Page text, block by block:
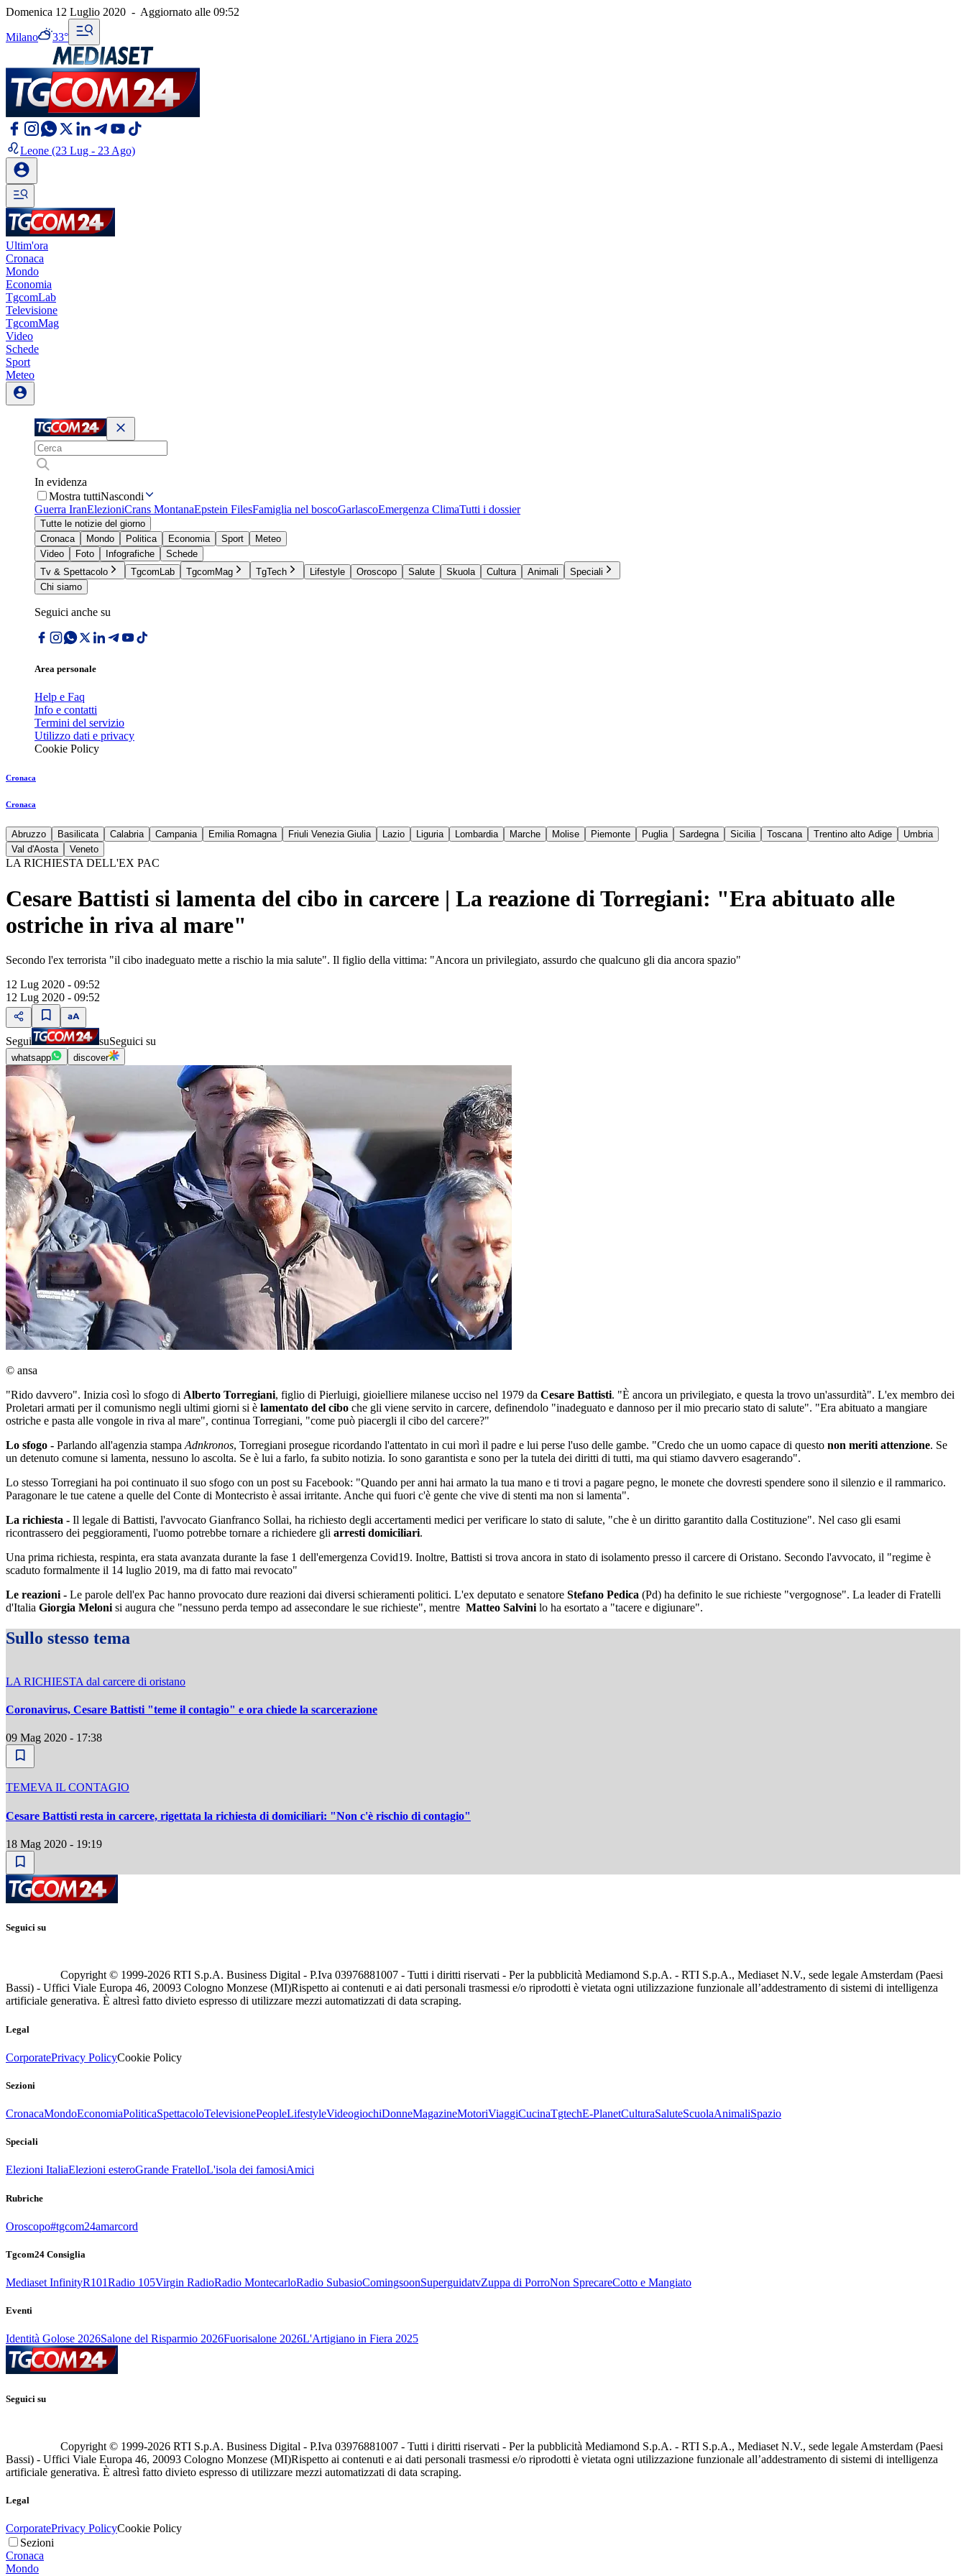
Domenica 12 Luglio 2020 - Aggiornato alle 09:52
Milano 33°
Leone (23 Lug - 23 Ago)
Ultim'ora
Cronaca
Mondo
Economia
TgcomLab
Televisione
TgcomMag
Video
Schede
Sport
Meteo
In evidenza
Mostra tuttiNascondi
Guerra IranElezioniCrans MontanaEpstein FilesFamiglia nel boscoGarlascoEmergenza ClimaTutti i dossier
Tutte le notizie del giorno
Cronaca
Mondo Politica Economia Sport
Meteo
Video
Foto Infografiche
Schede
Tv & Spettacolo
TgcomLab TgcomMag TgTech Lifestyle Oroscopo Salute Skuola Cultura Animali
Speciali
Chi siamo
Seguici anche su
Area personale
Help e Faq
Info e contatti
Termini del servizio
Utilizzo dati e privacy
Cookie Policy
Cronaca
Cronaca
Abruzzo Basilicata Calabria Campania Emilia Romagna Friuli Venezia Giulia Lazio Liguria Lombardia Marche Molise Piemonte Puglia Sardegna Sicilia Toscana Trentino alto Adige
Umbria
Val d'Aosta
Veneto
LA RICHIESTA DELL'EX PAC
Cesare Battisti si lamenta del cibo in carcere | La reazione di Torregiani: "Era abituato alle
ostriche in riva al mare"
Secondo l'ex terrorista "il cibo inadeguato mette a rischio la mia salute". Il figlio della vittima: "Ancora un privilegiato, assurdo che qualcuno gli dia ancora spazio"
12 Lug 2020 - 09:52
12 Lug 2020 - 09:52
Segui suSeguici su
whatsapp discover
© ansa
"Rido davvero". Inizia così lo sfogo di Alberto Torregiani, figlio di Pierluigi, gioielliere milanese ucciso nel 1979 da Cesare Battisti. "È ancora un privilegiato, e questa la trovo un'assurdità". L'ex membro dei
Proletari armati per il comunismo negli ultimi giorni si è lamentato del cibo che gli viene servito in carcere, definendolo "inadeguato e dannoso per il mio precario stato di salute". "Era abituato a mangiare
ostriche e pasta alle vongole in riva al mare", continua Torregiani, "come può piacergli il cibo del carcere?"
Lo sfogo - Parlando all'agenzia stampa Adnkronos, Torregiani prosegue ricordando l'attentato in cui morì il padre e lui perse l'uso delle gambe. "Credo che un uomo capace di questo non meriti attenzione. Se
un detenuto comune si lamenta, nessuno lo ascolta. Se è lui a farlo, fa subito notizia. Io sono garantista e sono per la tutela dei diritti di tutti, ma qui stiamo davvero esagerando".
Lo stesso Torregiani ha poi continuato il suo sfogo con un post su Facebook: "Quando per anni hai armato la tua mano e ti trovi a pagare pegno, le monete che dovresti spendere sono il silenzio e il rammarico.
Paragonare le tue catene a quelle del Conte di Montecristo è assai irritante. Anche qui fuori c'è gente che vive di stenti ma non si lamenta".
La richiesta - Il legale di Battisti, l'avvocato Gianfranco Sollai, ha richiesto degli accertamenti medici per verificare lo stato di salute, "che è un diritto garantito dalla Costituzione". Nel caso gli esami
ricontrassero dei peggioramenti, l'uomo potrebbe tornare a richiedere gli arresti domiciliari.
Una prima richiesta, respinta, era stata avanzata durante la fase 1 dell'emergenza Covid19. Inoltre, Battisti si trova ancora in stato di isolamento presso il carcere di Oristano. Secondo l'avvocato, il "regime è
scaduto formalmente il 14 luglio 2019, ma di fatto mai revocato"
Le reazioni - Le parole dell'ex Pac hanno provocato dure reazioni dai diversi schieramenti politici. L'ex deputato e senatore Stefano Pedica (Pd) ha definito le sue richieste "vergognose". La leader di Fratelli
d'Italia Giorgia Meloni si augura che "nessuno perda tempo ad assecondare le sue richieste", mentre Matteo Salvini lo ha esortato a "tacere e digiunare".
Sullo stesso tema
LA RICHIESTA dal carcere di oristano
Coronavirus, Cesare Battisti "teme il contagio" e ora chiede la scarcerazione
09 Mag 2020 - 17:38
TEMEVA IL CONTAGIO
Cesare Battisti resta in carcere, rigettata la richiesta di domiciliari: "Non c'è rischio di contagio"
18 Mag 2020 - 19:19
Seguici su
Copyright © 1999-2026 RTI S.p.A. Business Digital - P.Iva 03976881007 - Tutti i diritti riservati - Per la pubblicità Mediamond S.p.A. - RTI S.p.A., Mediaset N.V., sede legale Amsterdam (Paesi
Bassi) - Uffici Viale Europa 46, 20093 Cologno Monzese (MI)Rispetto ai contenuti e ai dati personali trasmessi e/o riprodotti è vietata ogni utilizzazione funzionale all’addestramento di sistemi di intelligenza
artificiale generativa. È altresì fatto divieto espresso di utilizzare mezzi automatizzati di data scraping.
Legal
CorporatePrivacy PolicyCookie Policy
Sezioni
CronacaMondoEconomiaPoliticaSpettacoloTelevisionePeopleLifestyleVideogiochiDonneMagazineMotoriViaggiCucinaTgtechE-PlanetCulturaSaluteScuolaAnimaliSpazio
Speciali
Elezioni ItaliaElezioni esteroGrande FratelloL'isola dei famosiAmici
Rubriche
Oroscopo#tgcom24amarcord
Tgcom24 Consiglia
Mediaset InfinityR101Radio 105Virgin RadioRadio MontecarloRadio SubasioComingsoonSuperguidatvZuppa di PorroNon SprecareCotto e Mangiato
Eventi
Identità Golose 2026Salone del Risparmio 2026Fuorisalone 2026L'Artigiano in Fiera 2025
Seguici su
Copyright © 1999-2026 RTI S.p.A. Business Digital - P.Iva 03976881007 - Tutti i diritti riservati - Per la pubblicità Mediamond S.p.A. - RTI S.p.A., Mediaset N.V., sede legale Amsterdam (Paesi
Bassi) - Uffici Viale Europa 46, 20093 Cologno Monzese (MI)Rispetto ai contenuti e ai dati personali trasmessi e/o riprodotti è vietata ogni utilizzazione funzionale all’addestramento di sistemi di intelligenza
artificiale generativa. È altresì fatto divieto espresso di utilizzare mezzi automatizzati di data scraping.
Legal
CorporatePrivacy PolicyCookie Policy
Sezioni
Cronaca
Mondo